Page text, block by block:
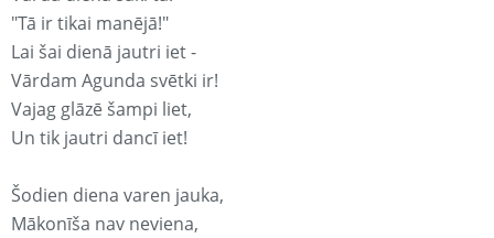
"Tā ir tikai manējā!"
Lai šai dienā jautri iet -
Vārdam Agunda svētki ir!
Vajag glāzē šampi liet,
Un tik jautri dancī iet!
Šodien diena varen jauka,
Mākonīša nav neviena,